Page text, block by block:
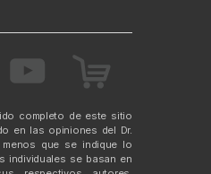
completo de este sitio
en las opiniones del Dr.
que se indique lo
individuales se basan en